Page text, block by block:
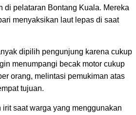
di pelataran Bontang Kuala. Mereka
menyaksikan laut lepas di saat
dipilih pengunjung karena cukup
menumpangi becak motor cukup
orang, melintasi pemukiman atas
tujuan.
saat warga yang menggunakan